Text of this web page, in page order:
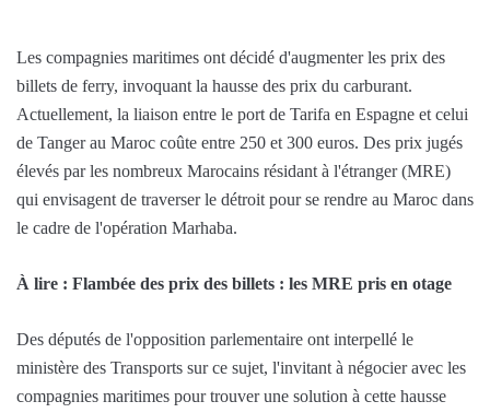
Les compagnies maritimes ont décidé d'augmenter les prix des
billets de ferry, invoquant la hausse des prix du carburant.
Actuellement, la liaison entre le port de Tarifa en Espagne et celui
de Tanger au Maroc coûte entre 250 et 300 euros. Des prix jugés
élevés par les nombreux Marocains résidant à l'étranger (MRE)
qui envisagent de traverser le détroit pour se rendre au Maroc dans
le cadre de l'opération Marhaba.
À lire : Flambée des prix des billets : les MRE pris en otage
Des députés de l'opposition parlementaire ont interpellé le
ministère des Transports sur ce sujet, l'invitant à négocier avec les
compagnies maritimes pour trouver une solution à cette hausse